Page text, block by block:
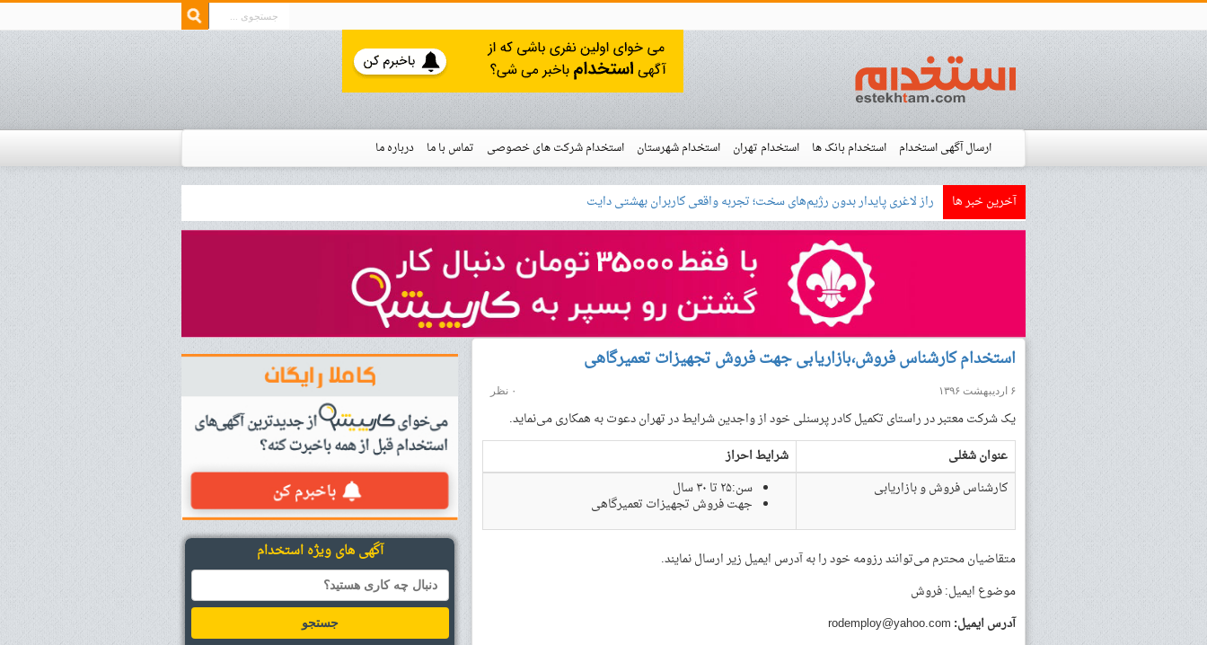
ارسال آگهی استخدام استخدام بانک ها استخدام تهران استخدام شهرستان استخدام شرکت های خصوصی تماس با ما
درباره ما
نوار زمان استخدام
استخدام شده ها
آموزش فروشگاه استخدام
آخرین خبر ها بازار کار زبان آلمانی چگونه
استخدام کارشناس فروش،بازاریابی جهت فروش تجهیزات تعمیرگاهی
۶ اردیبهشت ۱۳۹۶ ۰ نظر
یک شرکت معتبر در راستای تکمیل کادر پرسنلی خود از واجدین شرایط در تهران دعوت به همکاری می‌نماید.
عنوان شغلی
شرایط احراز
کارشناس فروش و بازاریابی
سن:۲۵ تا ۳۰ سال
جهت فروش تجهیزات تعمیرگاهی
متقاضیان محترم می‌توانند رزومه خود را به آدرس ایمیل زیر ارسال نمایند.
موضوع ایمیل: فروش
آدرس ایمیل: rodemploy@yahoo.com
آگهی های ویژه استخدام
جستجو